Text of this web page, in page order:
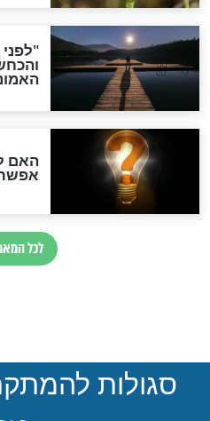
ההסכם
ואיראן:
סימני שאלה
במרתפי
הנדיר של
"מודה